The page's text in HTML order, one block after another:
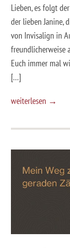
Lieben, es folgt
der lieben Janine,
von Invisalign in
freundlicherweise
Euch immer mal
[…]
weiterlesen →